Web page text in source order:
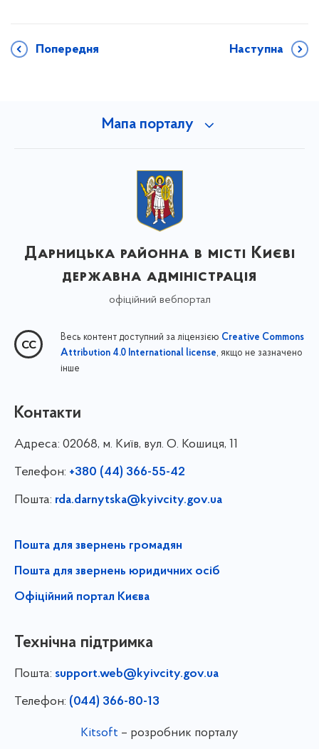
Попередня Наступна
Мапа порталу
Дарницька районна в місті Києві
державна адміністрація
офіційний вебпортал
Весь контент доступний за ліцензією Creative Commons
Attribution 4.0 International license, якщо не зазначено
інше
Контакти
Адреса: 02068, м. Київ, вул. О. Кошиця, 11
Телефон: +380 (44) 366-55-42
Пошта: rda.darnytska@kyivcity.gov.ua
Пошта для звернень громадян
Пошта для звернень юридичних осіб
Офіційний портал Києва
Технічна підтримка
Пошта: support.web@kyivcity.gov.ua
Телефон: (044) 366-80-13
Kitsoft – розробник порталу